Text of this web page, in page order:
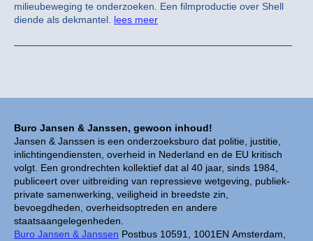
Buro Jansen & Janssen, gewoon inhoud!
Jansen & Janssen is een onderzoeksburo dat politie, justitie,
inlichtingendiensten, overheid in Nederland en de EU kritisch
volgt. Een grondrechten kollektief dat al 40 jaar, sinds 1984,
publiceert over uitbreiding van repressieve wetgeving, publiek-
private samenwerking, veiligheid in breedste zin,
bevoegdheden, overheidsoptreden en andere
staatsaangelegenheden.
Buro Jansen & Janssen Postbus 10591, 1001EN Amsterdam,
milieubeweging te onderzoeken. Een filmproductie over Shell
diende als dekmantel. lees meer